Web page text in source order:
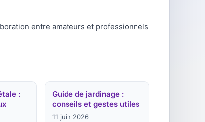
entre amateurs et professionnels
:
Guide de jardinage :
conseils et gestes utiles
11 juin 2026